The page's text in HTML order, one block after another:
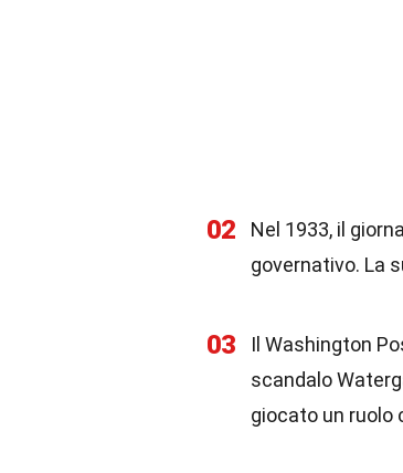
02
Nel 1933, il
governativo. La
03
Il Washington
scandalo
giocato un ruolo